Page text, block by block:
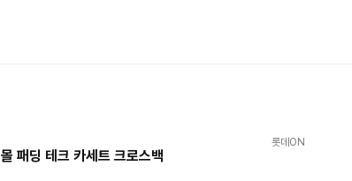
딩 테크 카세트 크로스백
롯데ON